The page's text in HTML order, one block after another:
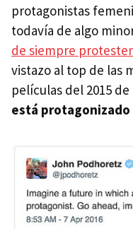
protagonistas
todavía de algo
de siempre
vistazo al top de las
películas del 2015 de
está protagonizado